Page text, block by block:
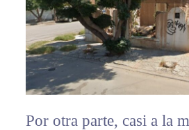
Por otra parte, casi a la